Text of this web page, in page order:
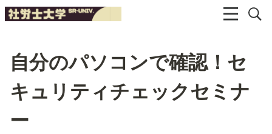
自分のパソコンで確認！セ
キュリティチェックセミナ
ー